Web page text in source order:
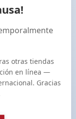
otras tiendas
en línea —
Gracias